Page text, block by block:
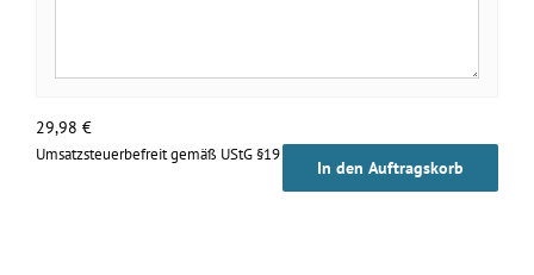
In den Auftragskorb
29,98 €
Umsatzsteuerbefreit gemäß UStG §19